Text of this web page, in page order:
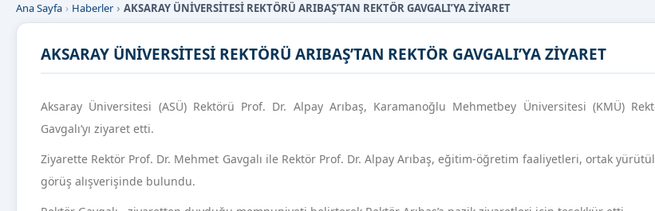
Ana Sayfa Haberler AKSARAY ÜNİVERSİTESİ REKTÖRÜ ARIBAŞ’TAN REKTÖR GAVGALI’YA ZİYARET
AKSARAY ÜNİVERSİTESİ REKTÖRÜ ARIBAŞ’TAN REKTÖR GAVGALI’YA ZİYARET
Aksaray Üniversitesi (ASÜ) Rektörü Prof. Dr. Alpay Arıbaş, Karamanoğlu Mehmetbey Üniversitesi (KMÜ)
Gavgalı’yı ziyaret etti.
Ziyarette Rektör Prof. Dr. Mehmet Gavgalı ile Rektör Prof. Dr. Alpay Arıbaş, eğitim-öğretim faaliyetleri, ortak
görüş alışverişinde bulundu.